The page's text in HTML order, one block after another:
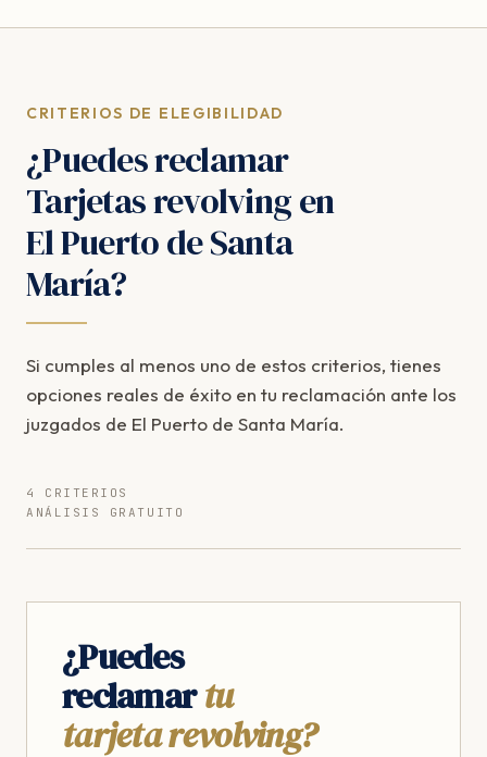
CRITERIOS DE ELEGIBILIDAD
¿Puedes reclamar
Tarjetas revolving en
El Puerto de Santa
María?
Si cumples al menos uno de estos criterios, tienes
opciones reales de éxito en tu reclamación ante los
juzgados de El Puerto de Santa María.
4 CRITERIOS
ANÁLISIS GRATUITO
¿Puedes
reclamartu
tarjeta revolving?